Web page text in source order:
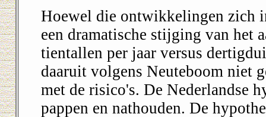
Hoewel die ontwikkelingen zich
een dramatische stijging van het
tientallen per jaar versus
daaruit volgens Neuteboom niet
met de risico's. De Nederlandse
pappen en nathouden. De